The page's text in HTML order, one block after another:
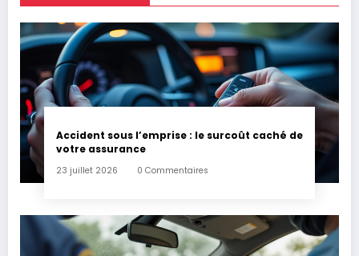
Accident sous l’emprise : le surcoût caché de
votre assurance
23 juillet 2026 0 Commentaires